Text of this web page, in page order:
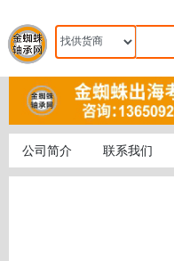
公司简介 联系我们